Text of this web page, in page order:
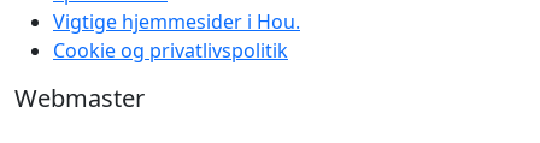
Vigtige hjemmesider i Hou.
Cookie og privatlivspolitik
Webmaster